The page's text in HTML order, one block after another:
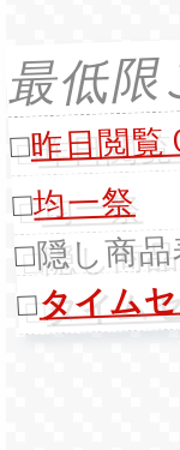
最低
□昨日閲覧
□均一祭
□隠し商
□タイム